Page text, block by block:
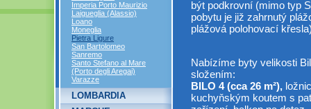
být podkrovní (mimo typ
pobytu je již zahrnutý
plážová polohovací
Nabízíme byty velikosti
složením:
BILO 4 (cca 26 m²),
kuchyňským koutem s
Imperia Porto Maurizio
Laigueglia (Alassio)
Loano
Moneglia
Pietra Ligure
San Bartolomeo
Sanremo
Santo Stefano al Mare
(Porto degli Aregai)
Varazze
LOMBARDIA